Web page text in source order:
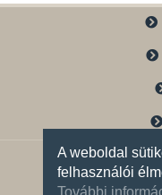
A weboldal
felhasználói
További
1121